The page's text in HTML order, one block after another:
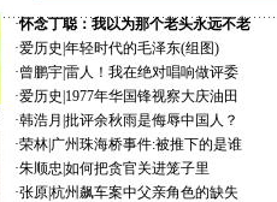
·怀念丁聪：我以为那个老头永远不老
·爱历史 年轻时代的毛泽东(组图)
·曾鹏宇|雷人！我在绝对唱响做评委
·爱历史 1977年华国锋视察大庆油田
·韩浩月 批评余秋雨是侮辱中国人？
·荣林| 广州珠海桥事件:被推下的是谁
·朱顺忠 如何把贪官关进笼子里
·张原|杭州飙车案中父亲角色的缺失